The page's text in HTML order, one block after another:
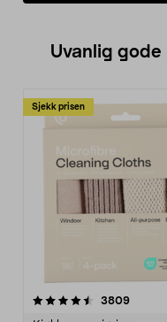
Uvanlig
Sjekk prisen
3809
4.5av 5 stjerner